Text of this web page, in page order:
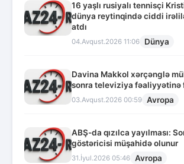
16 yaşlı rusiyalı tennisçi
dünya reytinqində ciddi
atdı
04.Avqust.2026 11:06 Dünya
Davina Makkol xərçənglə
sonra televiziya fəaliyyətinə
03.Avqust.2026 00:59 Avropa
ABŞ-da qızılca yayılması:
göstəricisi müşahidə olunur
31.İyul.2026 05:46 Avropa